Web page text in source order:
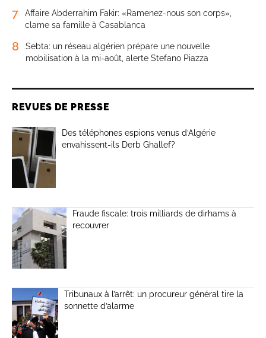
7
Affaire Abderrahim Fakir: «Ramenez-nous son corps»,
clame sa famille à Casablanca
8
Sebta: un réseau algérien prépare une nouvelle
mobilisation à la mi-août, alerte Stefano Piazza
REVUES DE PRESSE
Des téléphones espions venus d’Algérie
envahissent-ils Derb Ghallef?
Fraude fiscale: trois milliards de dirhams à
recouvrer
Tribunaux à l’arrêt: un procureur général tire la
sonnette d’alarme